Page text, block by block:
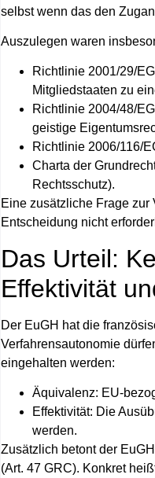
selbst wenn das den
Auszulegen waren
Richtlinie 2001/29/
Mitgliedstaaten zu
Richtlinie 2004/48/
geistige
Richtlinie 2006/116/
Charta der
Rechtsschutz).
Eine zusätzliche Frage
Entscheidung nicht
Das Urteil:
Effektivität
Der EuGH hat die
Verfahrensautonomie
eingehalten werden:
Äquivalenz:
Effektivität: Die
werden.
Zusätzlich betont der
(Art. 47 GRC). Konkret